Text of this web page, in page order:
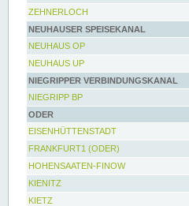
ZEHNERLOCH
NEUHAUSER SPEISEKANAL
NEUHAUS OP
NEUHAUS UP
NIEGRIPPER VERBINDUNGSKANAL
NIEGRIPP BP
ODER
EISENHÜTTENSTADT
FRANKFURT1 (ODER)
HOHENSAATEN-FINOW
KIENITZ
KIETZ